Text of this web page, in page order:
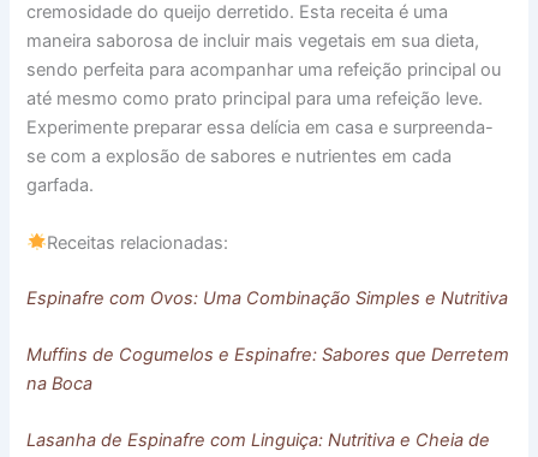
cremosidade do queijo derretido. Esta receita é uma
maneira saborosa de incluir mais vegetais em sua dieta,
sendo perfeita para acompanhar uma refeição principal ou
até mesmo como prato principal para uma refeição leve.
Experimente preparar essa delícia em casa e surpreenda-
se com a explosão de sabores e nutrientes em cada
garfada.
Receitas relacionadas:
Espinafre com Ovos: Uma Combinação Simples e Nutritiva
Muffins de Cogumelos e Espinafre: Sabores que Derretem
na Boca
Lasanha de Espinafre com Linguiça: Nutritiva e Cheia de